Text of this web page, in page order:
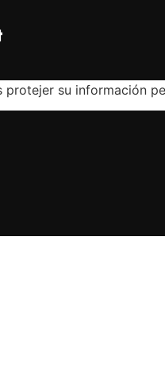
protejer su información